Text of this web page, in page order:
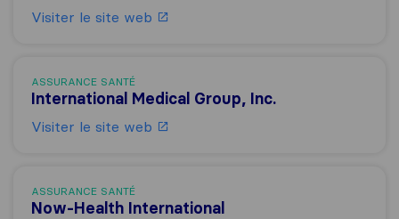
Visiter le site web
ASSURANCE SANTÉ
International Medical Group, Inc.
Visiter le site web
ASSURANCE SANTÉ
Now-Health International